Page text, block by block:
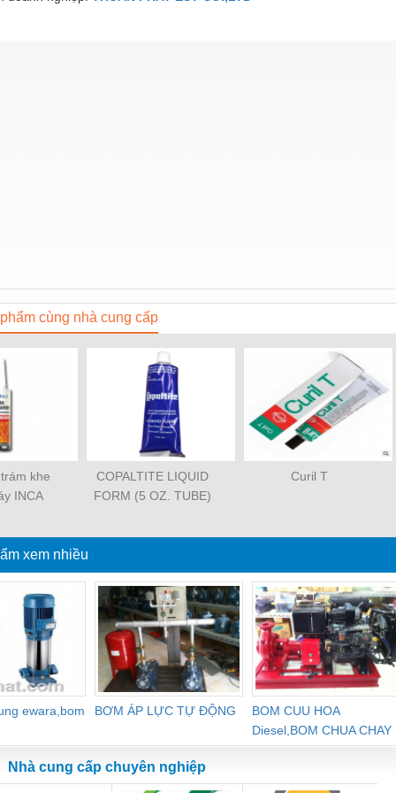
cùng nhà cung cấp
khe
INCA
COPALTITE LIQUID
FORM (5 OZ. TUBE)
Curil T
xem nhiều
ewara,bom
BƠM ÁP LỰC TỰ ĐỘNG
BOM CUU HOA
Diesel,BOM CHUA CHAY
Nhà cung cấp chuyên nghiệp